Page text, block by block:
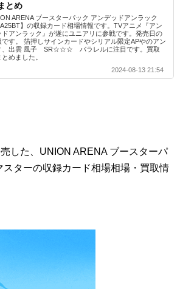
とめ
ARENA ブースターパック アンデッドアンラック
】の収録カード相場情報です。TVアニメ『アン
ドアンラック』が遂にユニアリに参戦です。発売日の
です。 箔押しサインカードやシリアル限定APやのアン
、出雲 風子 SR☆☆☆ パラレルに注目です。買取
とめました。
2024-08-13 21:54
した、UNION ARENA ブースターパ
スターの収録カード相場相場・買取情